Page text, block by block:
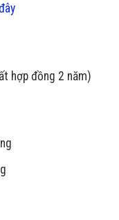
hợp đồng 2 năm)